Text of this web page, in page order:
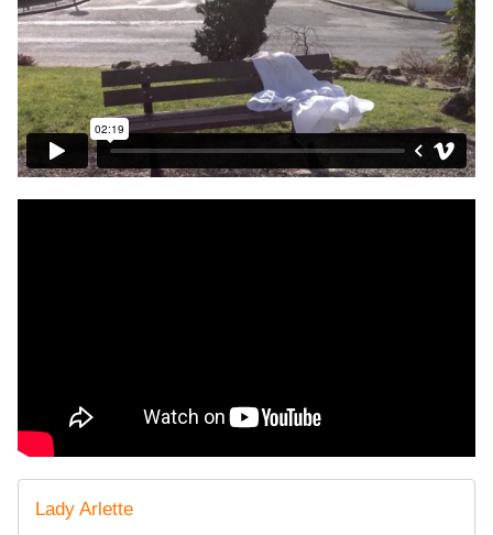
Lady Arlette